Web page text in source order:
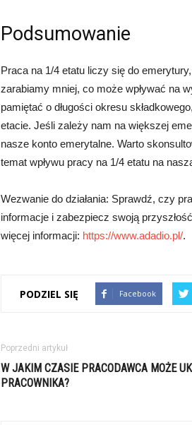
Podsumowanie
Praca na 1/4 etatu liczy się do
zarabiamy mniej, co może wpływać na
pamiętać o długości okresu
etacie. Jeśli zależy nam na większej
nasze konto emerytalne. Warto
temat wpływu pracy na 1/4 etatu na
Wezwanie do działania: Sprawdź, czy
informacje i zabezpiecz swoją
więcej informacji: https://www.adadio.pl/.
PODZIEL SIĘ Facebook
Poprzedni artykuł
W JAKIM CZASIE PRACODAWCA MOŻE
PRACOWNIKA?